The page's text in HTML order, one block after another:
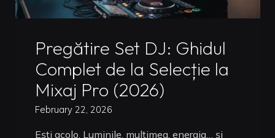
Pregătire Set DJ: Ghidul
Complet de la Selecție la
Mixaj Pro (2026)
February 22, 2026
Ești acolo. Luminile, mulțimea, energia… și